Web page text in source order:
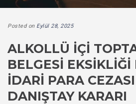
Posted on Eylül 28, 2025
ALKOLLÜ İÇI
BELGESI
İDARI PARA
DANIŞTAY KARARI